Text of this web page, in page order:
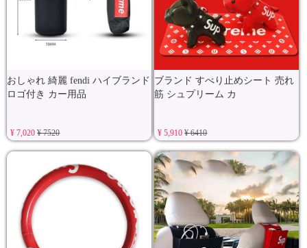
おしゃれ 綺麗 fendi ハイブランド
ロゴ付き カー用品
¥ 7,020¥ 7520
ブランド すべり止めシート 売れ
筋 シュプリーム カ
¥ 5,910¥ 6410